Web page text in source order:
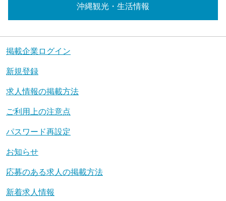
沖縄観光・生活情報
掲載企業ログイン
新規登録
求人情報の掲載方法
ご利用上の注意点
パスワード再設定
お知らせ
応募のある求人の掲載方法
新着求人情報